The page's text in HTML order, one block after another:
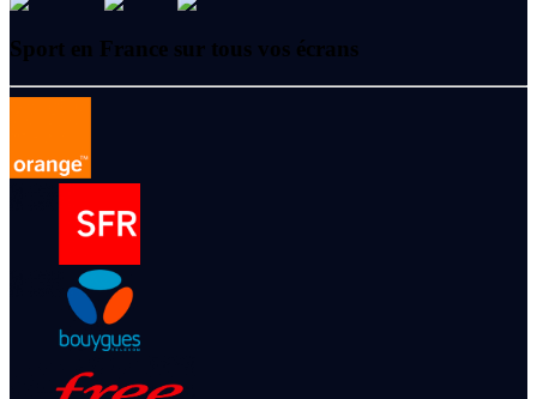
Sport en France sur tous vos écrans